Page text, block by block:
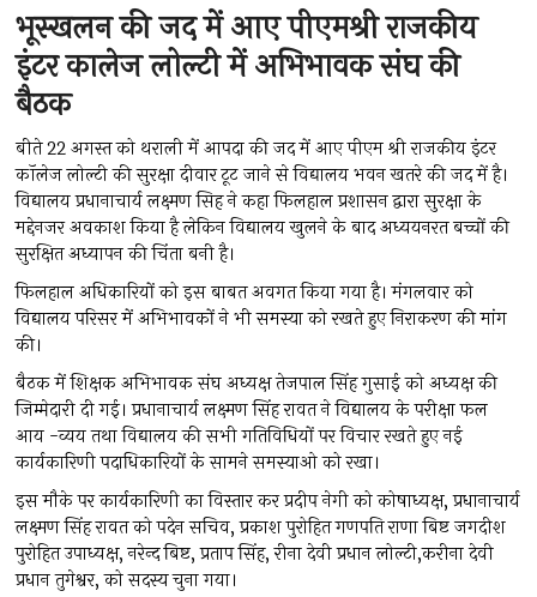
भूस्खलन की जद में आए पीएमश्री राजकीय
इंटर कालेज लोल्टी में अभिभावक संघ की
बैठक
बीते 22 अगस्त को थराली में आपदा की जद में आए पीएम श्री राजकीय इंटर
कॉलेज लोल्टी की सुरक्षा दीवार टूट जाने से विद्यालय भवन खतरे की जद में है।
विद्यालय प्रधानाचार्य लक्ष्मण सिह ने कहा फिलहाल प्रशासन द्वारा सुरक्षा के
मद्देनजर अवकाश किया है लेकिन विद्यालय खुलने के बाद अध्ययनरत बच्चों की
सुरक्षित अध्यापन की चिंता बनी है।
फिलहाल अधिकारियों को इस बाबत अवगत किया गया है। मंगलवार को
विद्यालय परिसर में अभिभावकों ने भी समस्या को रखते हुए निराकरण की मांग
की।
बैठक में शिक्षक अभिभावक संघ अध्यक्ष तेजपाल सिंह गुसाई को अध्यक्ष की
जिम्मेदारी दी गई। प्रधानाचार्य लक्ष्मण सिंह रावत ने विद्यालय के परीक्षा फल
आय -व्यय तथा विद्यालय की सभी गतिविधियों पर विचार रखते हुए नई
कार्यकारिणी पदाधिकारियों के सामने समस्याओ को रखा।
इस मौके पर कार्यकारिणी का विस्तार कर प्रदीप नेगी को कोषाध्यक्ष, प्रधानाचार्य
लक्ष्मण सिंह रावत को पदेन सचिव, प्रकाश पुरोहित गणपति राणा बिष्ट जगदीश
पुरोहित उपाध्यक्ष, नरेन्द बिष्ट, प्रताप सिंह, रीना देवी प्रधान लोल्टी,करीना देवी
प्रधान तुगेश्वर, को सदस्य चुना गया।